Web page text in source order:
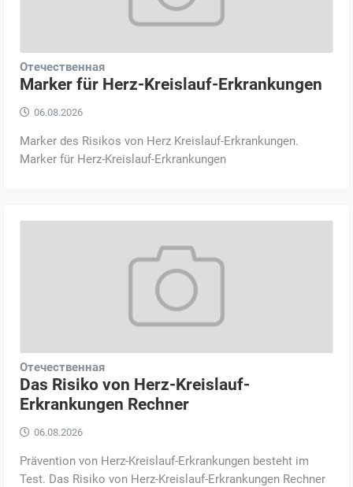
Отечественная
Marker für Herz-Kreislauf-Erkrankungen
06.08.2026
Marker des Risikos von Herz Kreislauf-Erkrankungen.
Marker für Herz-Kreislauf-Erkrankungen
Отечественная
Das Risiko von Herz-Kreislauf-
Erkrankungen Rechner
06.08.2026
Prävention von Herz-Kreislauf-Erkrankungen besteht im
Test. Das Risiko von Herz-Kreislauf-Erkrankungen Rechner